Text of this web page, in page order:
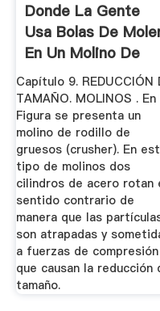
Donde La Gente
Usa Bolas De
En Un Molino De
Cemento
Capítulo 9. REDUCCIÓN
TAMAÑO. MOLINOS . En
Figura se presenta un
molino de rodillo de
gruesos (crusher). En
tipo de molinos dos
cilindros de acero rotan
sentido contrario de
manera que las
son atrapadas y
a fuerzas de compresión
que causan la reducción
tamaño.